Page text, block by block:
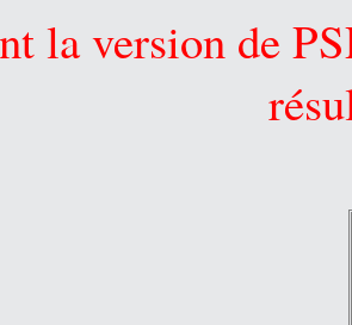
la version de